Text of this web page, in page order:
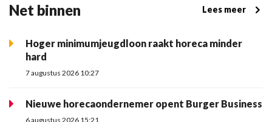
Net binnen Lees meer
Hoger minimumjeugdloon raakt horeca minder
hard
7 augustus 2026 10:27
Nieuwe horecaondernemer opent Burger Business
6 augustus 2026 15:21